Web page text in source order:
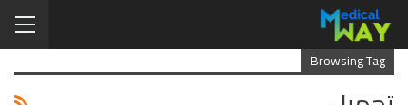
Browsing Tag